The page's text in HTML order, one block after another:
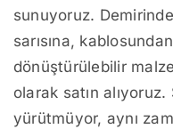
sunuyoruz.
sarısına,
dönüştürülebilir
olarak satın
yürütmüyor, aynı